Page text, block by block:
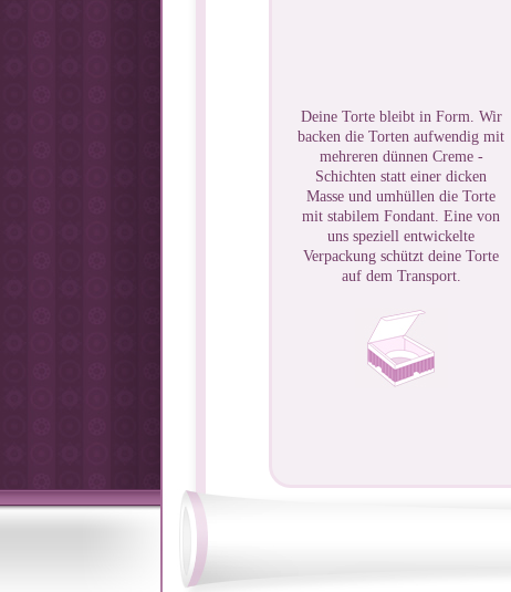
Deine Torte bleibt in Form. Wir
backen die Torten aufwendig mit
mehreren dünnen Creme -
Schichten statt einer dicken
Masse und umhüllen die Torte
mit stabilem Fondant. Eine von
uns speziell entwickelte
Verpackung schützt deine Torte
auf dem Transport.